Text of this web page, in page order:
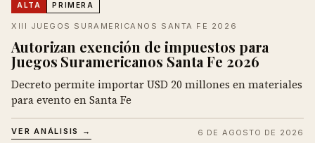
ALTA PRIMERA
XIII JUEGOS SURAMERICANOS SANTA FE 2026
Autorizan exención de impuestos para
Juegos Suramericanos Santa Fe 2026
Decreto permite importar USD 20 millones en materiales
para evento en Santa Fe
VER ANÁLISIS → 6 DE AGOSTO DE 2026